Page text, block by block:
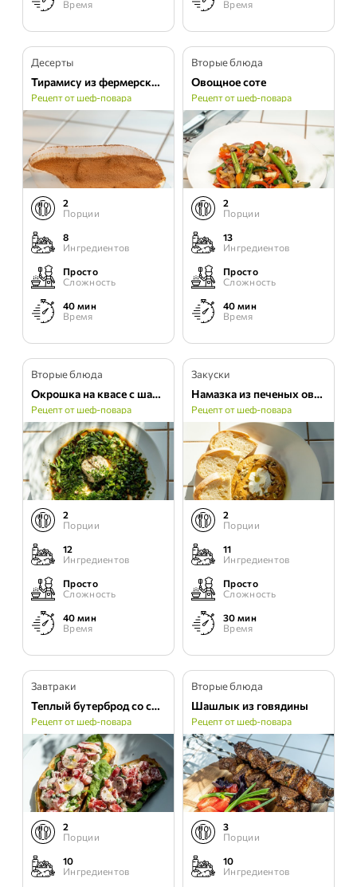
Время Время
Десерты
Тирамису из фермерской филадельфии
Рецепт от шеф-повара
2
Порции
8
Ингредиентов
Просто
Сложность
40 мин
Время
Вторые блюда
Овощное соте
Рецепт от шеф-повара
2
Порции
13
Ингредиентов
Просто
Сложность
40 мин
Время
Вторые блюда
Окрошка на квасе с шашлыком
Рецепт от шеф-повара
2
Порции
12
Ингредиентов
Просто
Сложность
40 мин
Время
Закуски
Намазка из печеных овощей с йогуртом
Рецепт от шеф-повара
2
Порции
11
Ингредиентов
Просто
Сложность
30 мин
Время
Завтраки
Теплый бутерброд со свежими овощами
Рецепт от шеф-повара
2
Порции
10
Ингредиентов
Вторые блюда
Шашлык из говядины
Рецепт от шеф-повара
3
Порции
10
Ингредиентов